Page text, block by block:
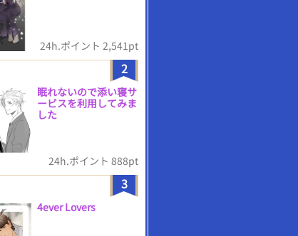
24h.ポイント 2,541pt
2
眠れないので添い寝サ
ービスを利用してみま
した
24h.ポイント 888pt
3
4ever Lovers